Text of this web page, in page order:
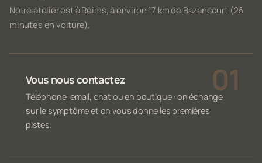
Notre atelier est à Reims, à environ 17 km de Bazancourt (26
minutes en voiture).
Vous nous contactez
Téléphone, email, chat ou en boutique : on échange
sur le symptôme et on vous donne les premières
pistes.